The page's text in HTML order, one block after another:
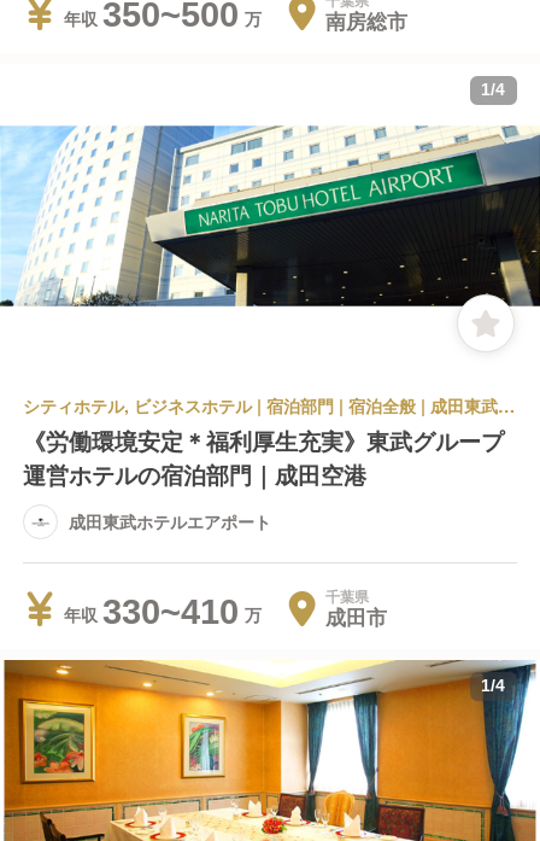
年収 350~500 南房総市
1/4
シティホテル, ビジネスホテル | 宿泊部門 | 宿泊全般 | 成田東武ホテルエアポート
《労働環境安定＊福利厚生充実》東武グループ
運営ホテルの宿泊部門｜成田空港
成田東武ホテルエアポート
年収 330~410 千葉県
成田市
1/4